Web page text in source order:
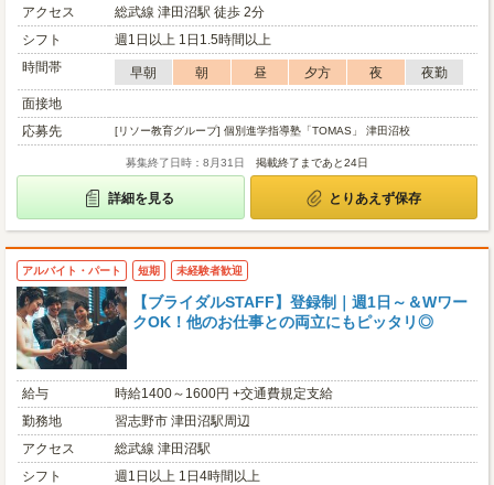
アクセス
総武線 津田沼駅 徒歩 2分
シフト
週1日以上 1日1.5時間以上
時間帯
早朝 朝 昼 夕方 夜
夜勤
面接地
応募先
[リソー教育グループ] 個別進学指導塾「TOMAS」 津田沼校
募集終了日時：8月31日 掲載終了まであと24日
詳細を見る とりあえず保存
アルバイト・パート 短期 未経験者歓迎
【ブライダルSTAFF】登録制｜週1日～＆Wワー
クOK！他のお仕事との両立にもピッタリ◎
給与
時給1400～1600円 +交通費規定支給
勤務地
習志野市 津田沼駅周辺
アクセス
総武線 津田沼駅
シフト
週1日以上 1日4時間以上